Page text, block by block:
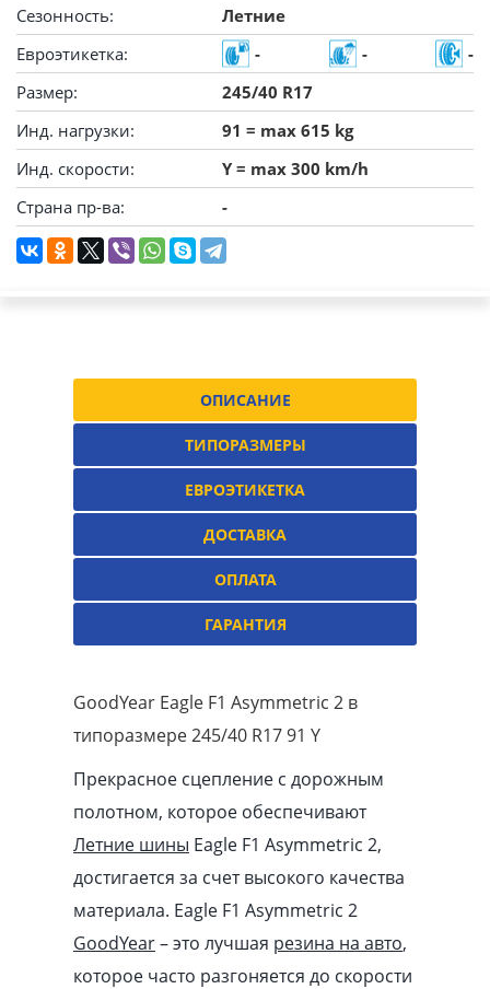
Сезонность:
Летние
Евроэтикетка:
- -
-
Размер:
245/40 R17
Инд. нагрузки:
91 = max 615 kg
Инд. скорости:
Y = max 300 km/h
Страна пр-ва:
-
ОПИСАНИЕ
ТИПОРАЗМЕРЫ
ЕВРОЭТИКЕТКА
ДОСТАВКА
ОПЛАТА
ГАРАНТИЯ
GoodYear Eagle F1 Asymmetric 2 в
типоразмере 245/40 R17 91 Y
Прекрасное сцепление с дорожным
полотном, которое обеспечивают
Летние шины Eagle F1 Asymmetric 2,
достигается за счет высокого качества
материала. Eagle F1 Asymmetric 2
GoodYear– это лучшая резина на авто,
которое часто разгоняется до скорости